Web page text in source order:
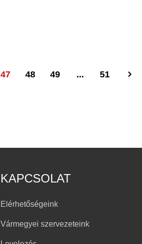
47 48 49 ... 51
KAPCSOLAT
Elérhetőségeink
Vármegyei szervezeteink